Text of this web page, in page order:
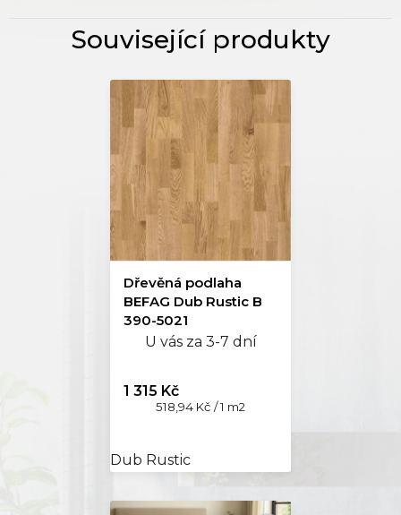
Dřevěná podlaha
BEFAG Dub Rustic B
390-5021
U vás za 3-7 dní
1 315 Kč
Měrná
518,94 Kč / 1 m2
Dub Rustic